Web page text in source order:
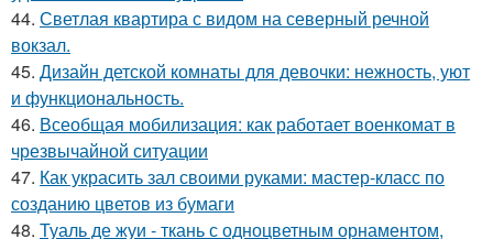
44. Светлая квартира с видом на северный речной
вокзал.
45. Дизайн детской комнаты для девочки: нежность, уют
и функциональность.
46. Всеобщая мобилизация: как работает военкомат в
чрезвычайной ситуации
47. Как украсить зал своими руками: мастер-класс по
созданию цветов из бумаги
48. Туаль де жуи - ткань с одноцветным орнаментом,